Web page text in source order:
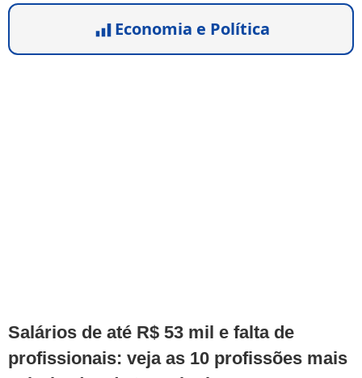
Economia e Política
Salários de até R$ 53 mil e falta de
profissionais: veja as 10 profissões mais